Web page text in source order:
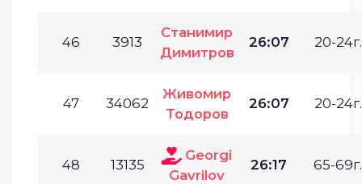
46 3913
Станимир
Димитров
26:07 20-24г.
47 34062
Живомир
Тодоров
26:07 20-24г.
48 13135
Georgi
Gavrilov
26:17 65-69г.